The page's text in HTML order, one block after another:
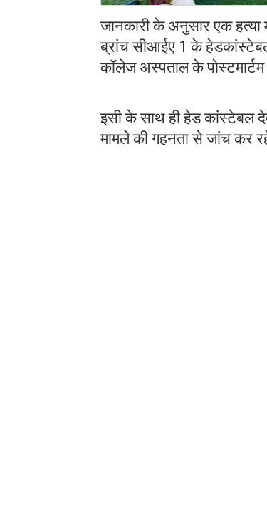
जानकारी के अनुसार एक
ब्रांच सीआईए 1 के
कॉलेज अस्पताल के पोस्टमार्टम
इसी के साथ ही हेड कांस्टेबल
मामले की गहनता से जांच कर